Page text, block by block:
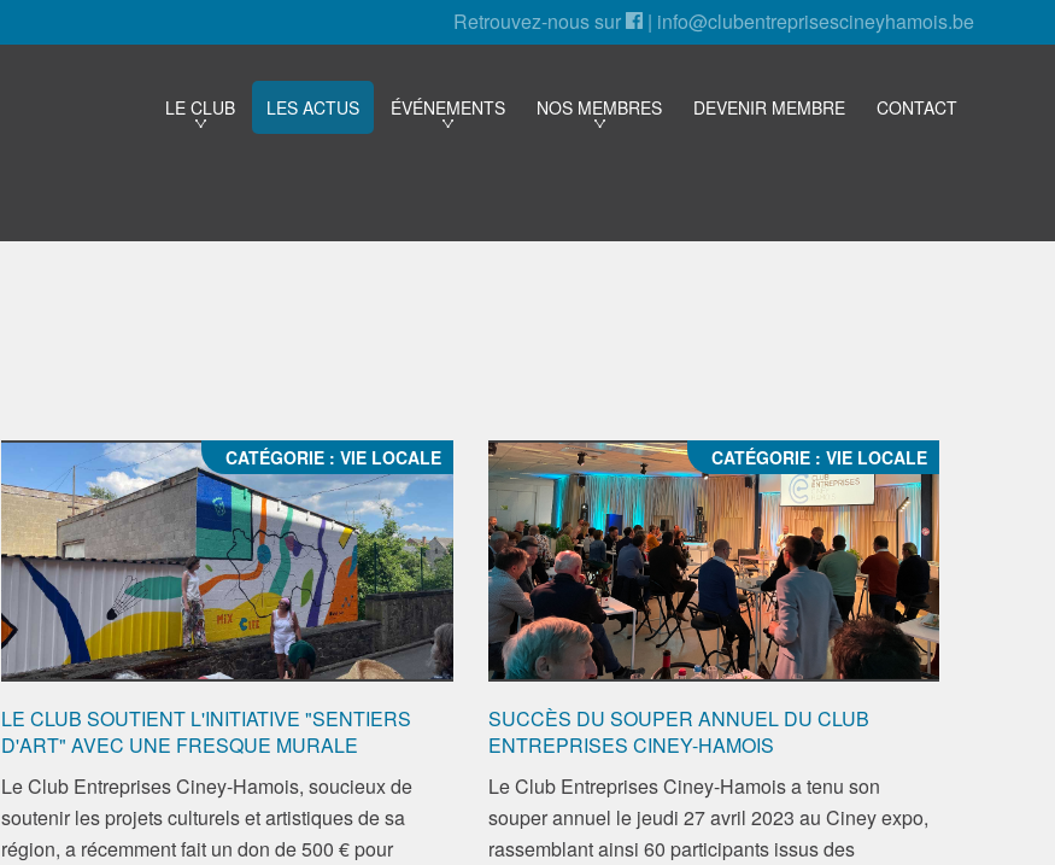
Retrouvez-nous sur | info@clubentreprisescineyhamois.be
LE CLUB LES ACTUS ÉVÉNEMENTS NOS MEMBRES DEVENIR MEMBRE CONTACT
LE CLUB SOUTIENT L'INITIATIVE "SENTIERS
D'ART" AVEC UNE FRESQUE MURALE
Le Club Entreprises Ciney-Hamois, soucieux de
soutenir les projets culturels et artistiques de sa
région, a récemment fait un don de 500 € pour
CATÉGORIE :VIE LOCALE
SUCCÈS DU SOUPER ANNUEL DU CLUB
ENTREPRISES CINEY-HAMOIS
Le Club Entreprises Ciney-Hamois a tenu son
souper annuel le jeudi 27 avril 2023 au Ciney expo,
rassemblant ainsi 60 participants issus des
CATÉGORIE :VIE LOCALE